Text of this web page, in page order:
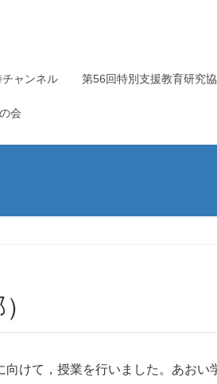
チャンネル 第56回特別支援教育研究
会
けて，授業を行いました。あおい